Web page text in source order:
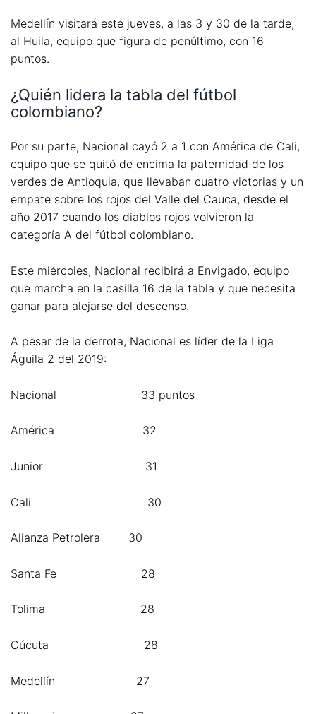
Medellín visitará este jueves, a las 3 y 30 de la tarde,
al Huila, equipo que figura de penúltimo, con 16
puntos.
¿Quién lidera la tabla del fútbol
colombiano?
Por su parte, Nacional cayó 2 a 1 con América de Cali,
equipo que se quitó de encima la paternidad de los
verdes de Antioquia, que llevaban cuatro victorias y un
empate sobre los rojos del Valle del Cauca, desde el
año 2017 cuando los diablos rojos volvieron la
categoría A del fútbol colombiano.
Este miércoles, Nacional recibirá a Envigado, equipo
que marcha en la casilla 16 de la tabla y que necesita
ganar para alejarse del descenso.
A pesar de la derrota, Nacional es líder de la Liga
Águila 2 del 2019:
Nacional 33 puntos
América 32
Junior 31
Cali 30
Alianza Petrolera 30
Santa Fe 28
Tolima 28
Cúcuta 28
Medellín 27